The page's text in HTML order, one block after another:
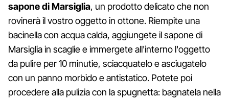
sapone di Marsiglia, un prodotto delicato che non
rovinerà il vostro oggetto in ottone. Riempite una
bacinella con acqua calda, aggiungete il sapone di
Marsiglia in scaglie e immergete all'interno l'oggetto
da pulire per 10 minutie, sciacquatelo e asciugatelo
con un panno morbido e antistatico. Potete poi
procedere alla pulizia con la spugnetta: bagnatela nella